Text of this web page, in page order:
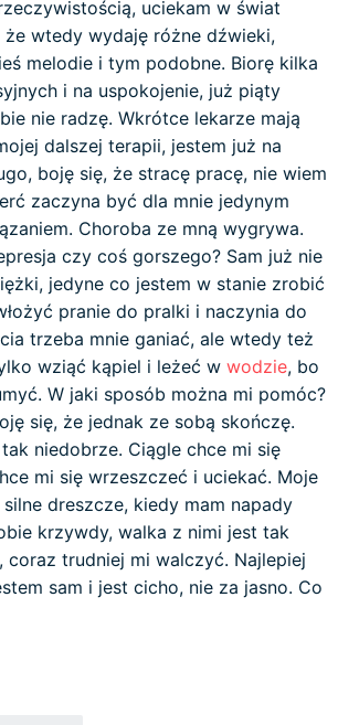
uciekam w świat
wtedy wydaję różne dźwieki,
melodie i tym podobne. Biorę kilka
i na uspokojenie, już piąty
nie radzę. Wkrótce lekarze mają
dalszej terapii, jestem już na
boję się, że stracę pracę, nie wiem
zaczyna być dla mnie jedynym
Choroba ze mną wygrywa.
czy coś gorszego? Sam już nie
jedyne co jestem w stanie zrobić
pranie do pralki i naczynia do
trzeba mnie ganiać, ale wtedy też
wziąć kąpiel i leżeć w wodzie, bo
W jaki sposób można mi pomóc?
się, że jednak ze sobą skończę.
niedobrze. Ciągle chce mi się
mi się wrzeszczeć i uciekać. Moje
dreszcze, kiedy mam napady
krzywdy, walka z nimi jest tak
coraz trudniej mi walczyć. Najlepiej
sam i jest cicho, nie za jasno. Co